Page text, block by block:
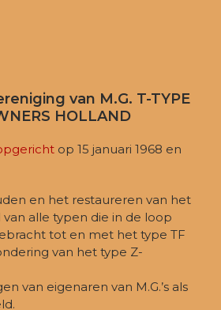
van M.G. T-TYPE
HOLLAND
op 15 januari 1968 en
en het restaureren van het
van alle typen die in de loop
tot en met het type TF
van het type Z-
van eigenaren van M.G.’s als